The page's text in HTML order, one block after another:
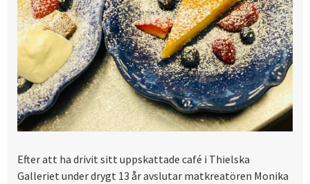
Efter att ha drivit sitt uppskattade café i Thielska
Galleriet under drygt 13 år avslutar matkreatören Monika